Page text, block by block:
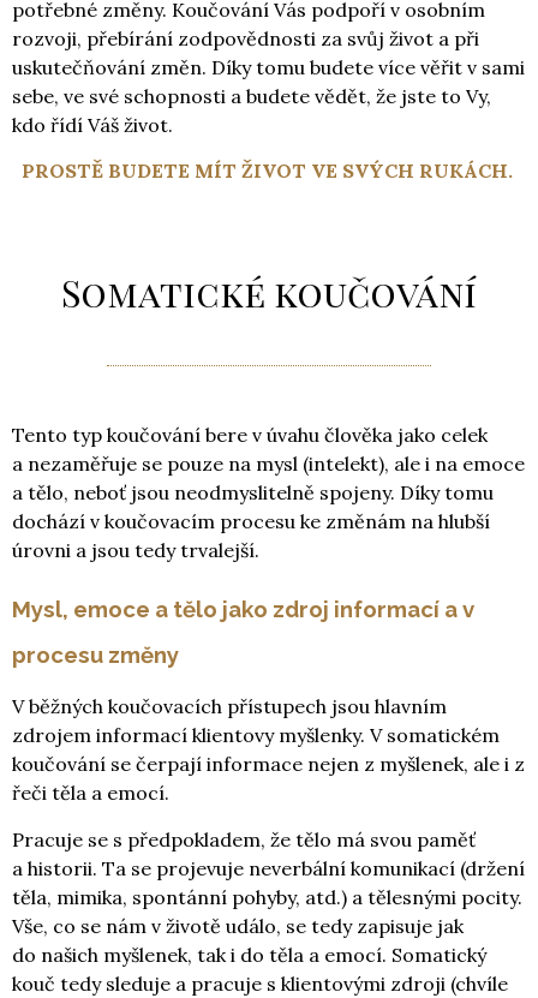
potřebné změny. Koučování Vás podpoří v osobním
rozvoji, přebírání zodpovědnosti za svůj život a při
uskutečňování změn. Díky tomu budete více věřit v sami
sebe, ve své schopnosti a budete vědět, že jste to Vy,
kdo řídí Váš život.
PROSTĚ BUDETE MÍT ŽIVOT VE SVÝCH RUKÁCH.
Somatické koučování
Tento typ koučování bere v úvahu člověka jako celek
a nezaměřuje se pouze na mysl (intelekt), ale i na emoce
a tělo, neboť jsou neodmyslitelně spojeny. Díky tomu
dochází v koučovacím procesu ke změnám na hlubší
úrovni a jsou tedy trvalejší.
Mysl, emoce a tělo jako zdroj informací a v
procesu změny
V běžných koučovacích přístupech jsou hlavním
zdrojem informací klientovy myšlenky. V somatickém
koučování se čerpají informace nejen z myšlenek, ale i z
řeči těla a emocí.
Pracuje se s předpokladem, že tělo má svou paměť
a historii. Ta se projevuje neverbální komunikací (držení
těla, mimika, spontánní pohyby, atd.) a tělesnými pocity.
Vše, co se nám v životě událo, se tedy zapisuje jak
do našich myšlenek, tak i do těla a emocí. Somatický
kouč tedy sleduje a pracuje s klientovými zdroji (chvíle